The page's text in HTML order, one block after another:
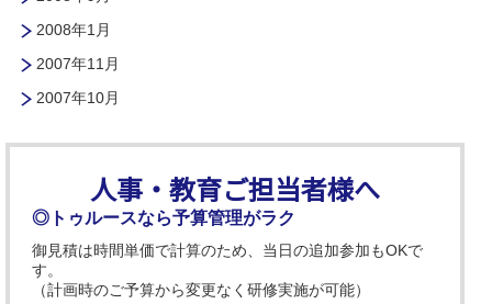
2008年1月
2007年11月
2007年10月
人事・教育ご担当者様へ
◎トゥルースなら予算管理がラク
御見積は時間単価で計算のため、当日の追加参加もOKで
す。
（計画時のご予算から変更なく研修実施が可能）